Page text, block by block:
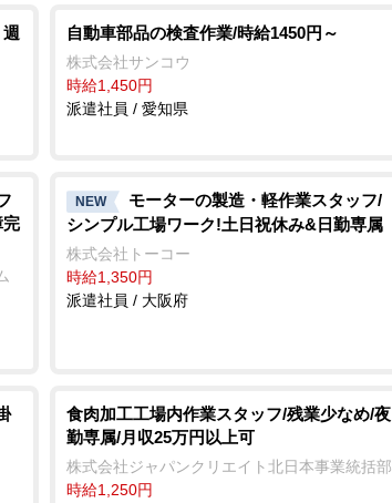
自動車部品の検査作業/時給1450円～
株式会社サンコウ
時給1,450円
派遣社員 / 愛知県
完
NEW
モーターの製造・軽作業スタッフ/
シンプル工場ワーク!土日祝休み&日勤専属
株式会社トーコー
時給1,350円
派遣社員 / 大阪府
食肉加工工場内作業スタッフ/残業少なめ/夜
勤専属/月収25万円以上可
株式会社ジャパンクリエイト北日本事業統括部
時給1,250円